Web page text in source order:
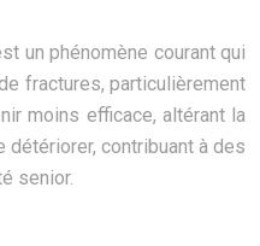
un phénomène courant qui
fractures, particulièrement
moins efficace, altérant la
contribuant à des
senior.